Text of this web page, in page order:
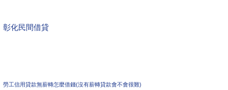
彰化民間借貸
勞工信用貸款無薪轉怎麼借錢(沒有薪轉貸款會不會很難)